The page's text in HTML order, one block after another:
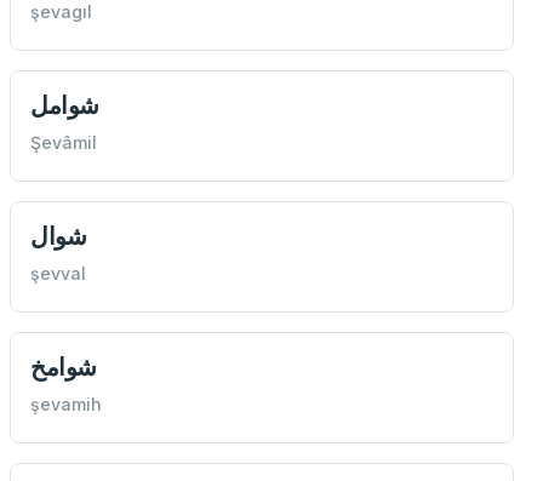
şevagıl
شوامل
Şevâmil
شوال
şevval
شوامخ
şevamih